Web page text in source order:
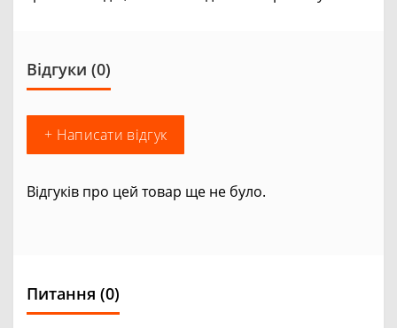
Відгуки (0)
+ Написати відгук
Відгуків про цей товар ще не було.
Питання (0)